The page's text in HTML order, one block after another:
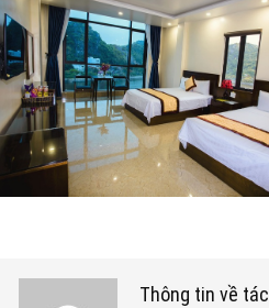
Thông tin về